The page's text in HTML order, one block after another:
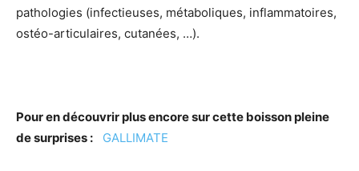
pathologies (infectieuses, métaboliques, inflammatoires,
ostéo-articulaires, cutanées, …).
Pour en découvrir plus encore sur cette boisson pleine
de surprises :
GALLIMATE